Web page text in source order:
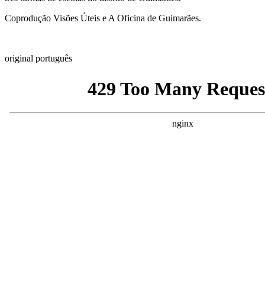
Coprodução Visões Úteis e A Oficina de Guimarães.
original português